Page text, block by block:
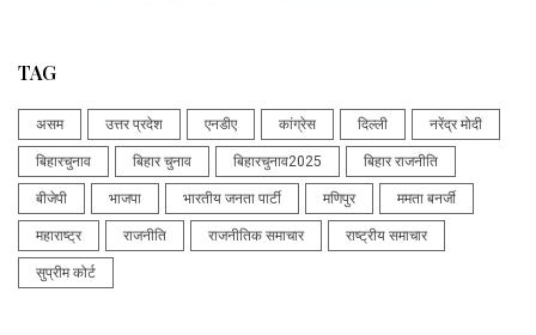
TAG
असम उत्तर प्रदेश एनडीए कांग्रेस दिल्ली नरेंद्र मोदी
बिहारचुनाव बिहार चुनाव बिहारचुनाव2025 बिहार राजनीति
बीजेपी भाजपा भारतीय जनता पार्टी मणिपुर ममता बनर्जी
महाराष्ट्र राजनीति राजनीतिक समाचार राष्ट्रीय समाचार
सुप्रीम कोर्ट